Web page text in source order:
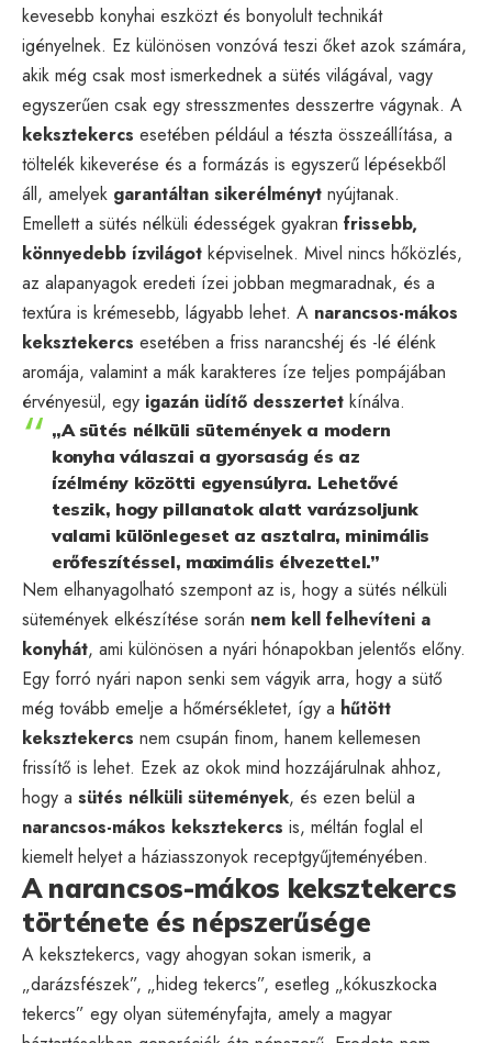
kevesebb konyhai eszközt és bonyolult technikát
igényelnek. Ez különösen vonzóvá teszi őket azok számára,
akik még csak most ismerkednek a sütés világával, vagy
egyszerűen csak egy stresszmentes desszertre vágynak. A
keksztekercs esetében például a tészta összeállítása, a
töltelék kikeverése és a formázás is egyszerű lépésekből
áll, amelyek garantáltan sikerélményt nyújtanak.
Emellett a sütés nélküli édességek gyakran frissebb,
könnyedebb ízvilágot képviselnek. Mivel nincs hőközlés,
az alapanyagok eredeti ízei jobban megmaradnak, és a
textúra is krémesebb, lágyabb lehet. A narancsos-mákos
keksztekercs esetében a friss narancshéj és -lé élénk
aromája, valamint a mák karakteres íze teljes pompájában
érvényesül, egy igazán üdítő desszertet kínálva.
„A sütés nélküli sütemények a modern
konyha válaszai a gyorsaság és az
ízélmény közötti egyensúlyra. Lehetővé
teszik, hogy pillanatok alatt varázsoljunk
valami különlegeset az asztalra, minimális
erőfeszítéssel, maximális élvezettel.”
Nem elhanyagolható szempont az is, hogy a sütés nélküli
sütemények elkészítése során nem kell felhevíteni a
konyhát, ami különösen a nyári hónapokban jelentős előny.
Egy forró nyári napon senki sem vágyik arra, hogy a sütő
még tovább emelje a hőmérsékletet, így a hűtött
keksztekercs nem csupán finom, hanem kellemesen
frissítő is lehet. Ezek az okok mind hozzájárulnak ahhoz,
hogy a sütés nélküli sütemények, és ezen belül a
narancsos-mákos keksztekercs is, méltán foglal el
kiemelt helyet a háziasszonyok receptgyűjteményében.
A narancsos-mákos keksztekercs
története és népszerűsége
A keksztekercs, vagy ahogyan sokan ismerik, a
„darázsfészek”, „hideg tekercs”, esetleg „kókuszkocka
tekercs” egy olyan süteményfajta, amely a magyar